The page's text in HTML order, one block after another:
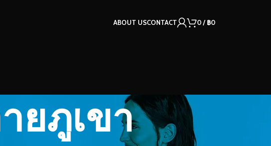
ABOUT USCONTACT 0/ ฿0
ยภูเขา